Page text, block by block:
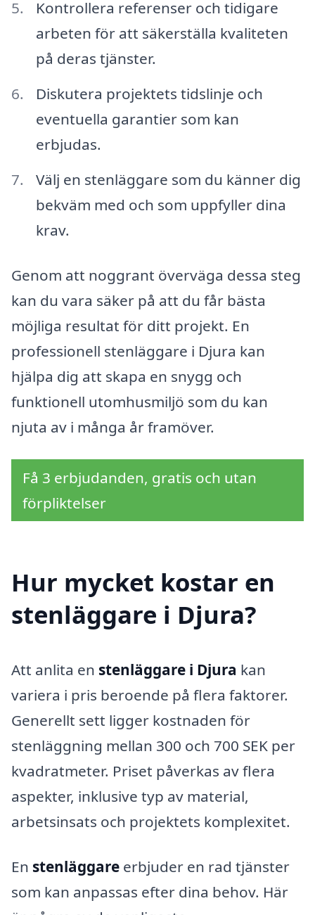
Kontrollera referenser och tidigare
arbeten för att säkerställa kvaliteten
på deras tjänster.
Diskutera projektets tidslinje och
eventuella garantier som kan
erbjudas.
Välj en stenläggare som du känner dig
bekväm med och som uppfyller dina
krav.
Genom att noggrant överväga dessa steg
kan du vara säker på att du får bästa
möjliga resultat för ditt projekt. En
professionell stenläggare i Djura kan
hjälpa dig att skapa en snygg och
funktionell utomhusmiljö som du kan
njuta av i många år framöver.
Få 3 erbjudanden, gratis och utan
förpliktelser
Hur mycket kostar en
stenläggare i Djura?
Att anlita en stenläggare i Djura kan
variera i pris beroende på flera faktorer.
Generellt sett ligger kostnaden för
stenläggning mellan 300 och 700 SEK per
kvadratmeter. Priset påverkas av flera
aspekter, inklusive typ av material,
arbetsinsats och projektets komplexitet.
En stenläggare erbjuder en rad tjänster
som kan anpassas efter dina behov. Här